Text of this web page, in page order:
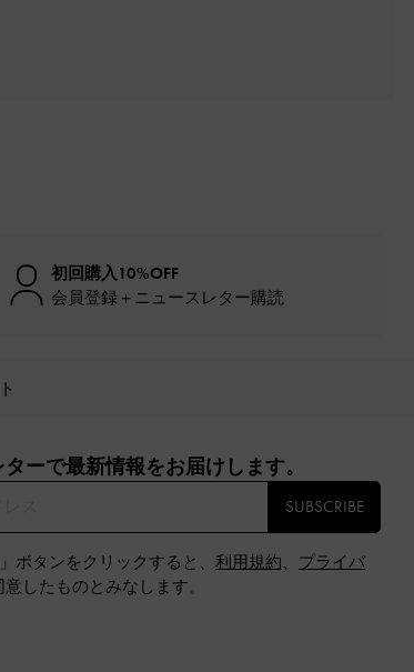
初回購入10%OFF
会員登録＋ニュースレター購読
ーで最新情報をお届けします。​
SUBSCRIBE
ボタンをクリックすると、 利用規約、 プライバ
意したものとみなします。